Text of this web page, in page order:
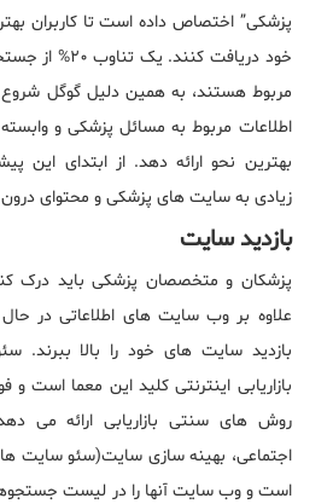
پزشکی” اختصاص داده است تا کاربران
خود دریافت
مربوط هستند، به همین دلیل گوگل شروع
اطلاعات مربوط به مسائل پزشکی و وابسته
بهترین نحو ارائه دهد. از ابتدای این
زیادی به سایت های پزشکی و محتوای درون
بازدید سایت
پزشکان و متخصصان پزشکی باید درک
علاوه بر وب سایت های اطلاعاتی در
بازدید سایت های خود را بالا
بازاریابی اینترنتی کلید این معما است و
روش های سنتی بازاریابی ارائه می
اجتماعی، بهینه سازی سایت(سئو سایت
است و وب سایت آنها را در لیست